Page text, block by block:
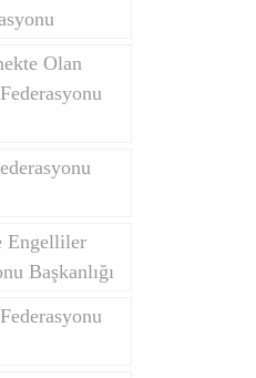
Olan
Engelliler
Başkanlığı